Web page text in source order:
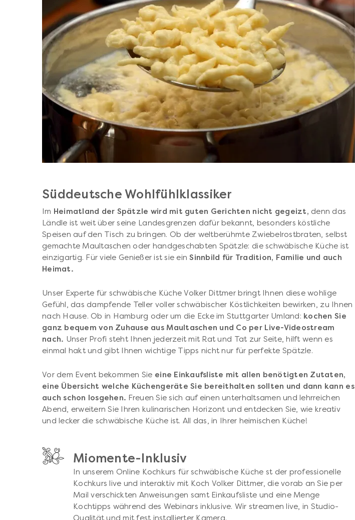
Süddeutsche Wohlfühlklassiker
Im Heimatland der Spätzle wird mit guten Gerichten nicht gegeizt, denn das
Ländle ist weit über seine Landesgrenzen dafür bekannt, besonders köstliche
Speisen auf den Tisch zu bringen. Ob der weltberühmte Zwiebelrostbraten, selbst
gemachte Maultaschen oder handgeschabten Spätzle: die schwäbische Küche ist
einzigartig. Für viele Genießer ist sie einSinnbild für Tradition, Familie und auch
Heimat.
Unser Experte für schwäbische Küche Volker Dittmer bringt Ihnen diese wohlige
Gefühl, das dampfende Teller voller schwäbischer Köstlichkeiten bewirken, zu Ihnen
nach Hause. Ob in Hamburg oder um die Ecke im Stuttgarter Umland: kochen Sie
ganz bequem von Zuhause aus Maultaschen und Co per Live-Videostream
nach. Unser Profi steht Ihnen jederzeit mit Rat und Tat zur Seite, hilft wenn es
einmal hakt und gibt Ihnen wichtige Tipps nicht nur für perfekte Spätzle.
Vor dem Event bekommen Sie eine Einkaufsliste mit allen benötigten Zutaten,
eine Übersicht welche Küchengeräte Sie bereithalten sollten und dann kann es
auch schon losgehen. Freuen Sie sich auf einen unterhaltsamen und lehrreichen
Abend, erweitern Sie Ihren kulinarischen Horizont und entdecken Sie, wie kreativ
und lecker die schwäbische Küche ist. All das, in Ihrer heimischen Küche!
Miomente-Inklusiv
In unserem Online Kochkurs für schwäbische Küche st der professionelle
Kochkurs live und interaktiv mit Koch Volker Dittmer, die vorab an Sie per
Mail verschickten Anweisungen samt Einkaufsliste und eine Menge
Kochtipps während des Webinars inklusive. Wir streamen live, in Studio-
Qualität und mit fest installierter Kamera.